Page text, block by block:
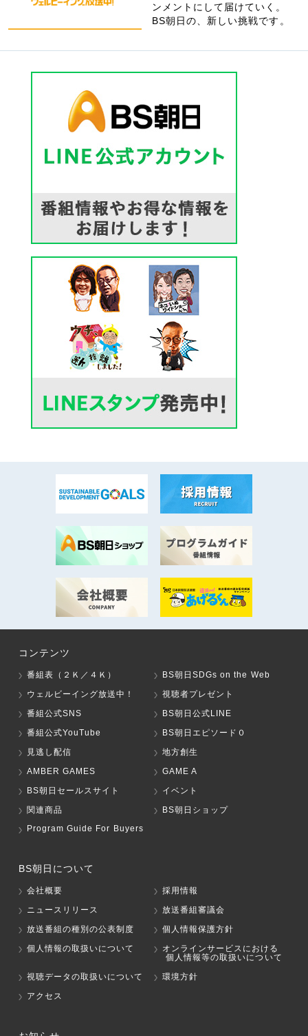
ンメントにして届けていく。
BS朝日の、新しい挑戦です。
コンテンツ
番組表（２Ｋ／４Ｋ）
BS朝日SDGs on the Web
ウェルビーイング放送中！
視聴者プレゼント
番組公式SNS
BS朝日公式LINE
番組公式YouTube
BS朝日エピソード０
見逃し配信
地方創生
AMBER GAMES
GAME A
BS朝日セールスサイト
イベント
関連商品
BS朝日ショップ
Program Guide For Buyers
BS朝日について
会社概要
採用情報
ニュースリリース
放送番組審議会
放送番組の種別の公表制度
個人情報保護方針
個人情報の取扱いについて
オンラインサービスにおける
個人情報等の取扱いについて
視聴データの取扱いについて
環境方針
アクセス